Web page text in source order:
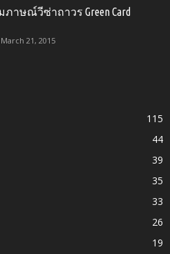
าษณ์วีซ่าถาวร Green Card
March 21, 2015
115
44
39
35
33
26
19